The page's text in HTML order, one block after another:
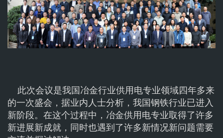
此次会议是我国冶金行业供用电专业领域四年多来
的一次盛会，据业内人士分析，我国钢铁行业已进入
新阶段。在这个过程中，冶金供用电专业取得了许多
新进展新成就，同时也遇到了许多新情况新问题需要